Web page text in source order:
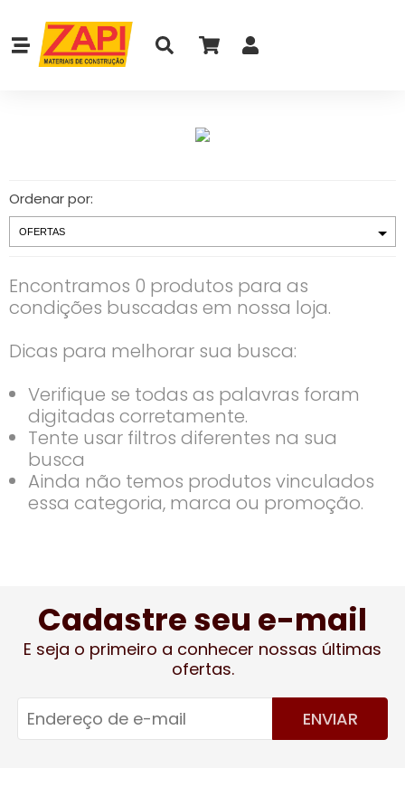
Ordenar por:
Encontramos 0 produtos para as
condições buscadas em nossa loja.
Dicas para melhorar sua busca:
Verifique se todas as palavras foram
digitadas corretamente.
Tente usar filtros diferentes na sua
busca
Ainda não temos produtos vinculados
essa categoria, marca ou promoção.
Cadastre seu e-mail
E seja o primeiro a conhecer nossas últimas
ofertas.
ENVIAR